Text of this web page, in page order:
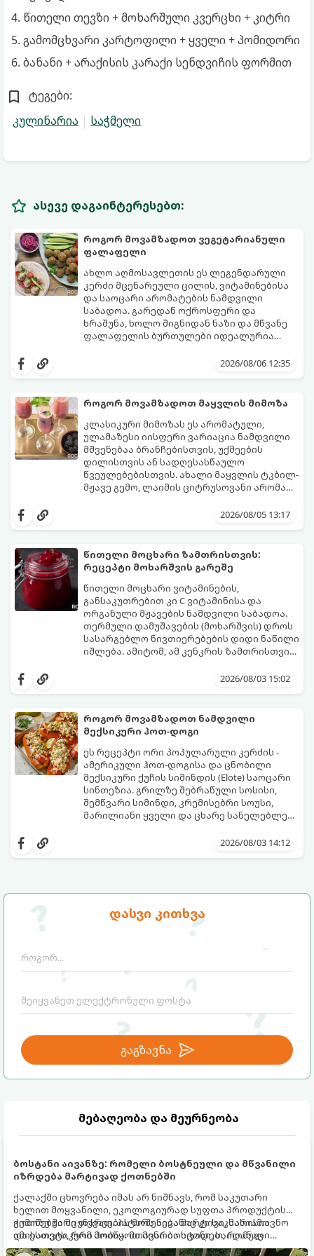
დასვი კითხვა
გაგზავნა
მებაღეობა და მეურნეობა
ბოსტანი აივანზე: რომელი ბოსტნეული და მწვანილი
იზრდება მარტივად ქოთნებში
ქალაქში ცხოვრება იმას არ ნიშნავს, რომ საკუთარი
ხელით მოყვანილი, ეკოლოგიურად სუფთა პროდუქტის
გემოზე უარი თქვათ. პატარა აივანიც კი საკმარისია
იმისათვის, რომ მოიწყოთ მინი-ბოსტანი, საიდანაც
ყოველდღიურად ახალ, არომატულ მწვანილსა და
ქოთნებში მცენარეების მოშენება მარტივი, სასიამოვნო
და ესთეტიკური ჰობია. მთავარია იცოდეთ, რომელი
კულტურები ეგუებიან ქოთნის პირობებს ყველაზე კარგად
წითელი თევზი + მოხარშული კვერცხი + კიტრი
გამომცხვარი კარტოფილი + ყველი + პომიდორი
ბანანი + არაქისის კარაქი სენდვიჩის ფორმით
ტეგები:
კულინარია
საჭმელი
ასევე დაგაინტერესებთ:
როგორ მოვამზადოთ ვეგეტარიანული
ფალაფელი
ახლო აღმოსავლეთის ეს ლეგენდარული
კერძი მცენარეული ცილის, ვიტამინებისა
და საოცარი არომატების ნამდვილი
საბადოა. გარედან ოქროსფერი და
ხრაშუნა, ხოლო შიგნიდან ნაზი და მწვანე
ფალაფელის ბურთულები იდეალურია
სალათებთან ერთად ან ტახინის (სესამის)
მდგომარეობს, რომ გამოიყენება
შეწვისას ფორმა იდეალურად შეინარჩუნოს
და არ დაიშალოს.
მომზადების დრო: 20 წუთი (დამატებით
მუხუდოს ჩალბობის დრო: 12-24 საათი)
შეწვის დრო: 10–15 წუთი ულუფა: 20–24 ცალი
ბურთულა (4–6 პორცია)
2026/08/06 12:35
როგორ მოვამზადოთ მაყვლის მიმოზა
კლასიკური მიმოზას ეს არომატული,
ულამაზესი იისფერი ვარიაცია ნამდვილი
მშვენებაა ბრანჩებისთვის, უქმეების
დილისთვის ან სადღესასწაულო
წვეულებებისთვის. ახალი მაყვლის ტკბილ-
მჟავე გემო, ლაიმის ციტრუსოვანი არომატი
საოცრად დახვეწილ და მაგრილებელ
და მის მომზადებას მინიმალური
პორცია
2026/08/05 13:17
წითელი მოცხარი ზამთრისთვის:
რეცეპტი მოხარშვის გარეშე
წითელი მოცხარი ვიტამინების,
განსაკუთრებით კი C ვიტამინისა და
ორგანული მჟავების ნამდვილი საბადოა.
თერმული დამუშავების (მოხარშვის) დროს
სასარგებლო ნივთიერებების დიდი ნაწილი
იშლება. ამიტომ, ამ კენკრის ზამთრისთვის
მომზადებაა - მოხარშვის გარეშე.
ბუნებრივ, კაშკაშა გემოს, არომატს და
2026/08/03 15:02
როგორ მოვამზადოთ ნამდვილი
მექსიკური ჰოთ-დოგი
ეს რეცეპტი ორი პოპულარული კერძის -
ამერიკული ჰოთ-დოგისა და ცნობილი
მექსიკური ქუჩის სიმინდის (Elote) საოცარი
სინთეზია. გრილზე შებრაწული სოსისი,
შემწვარი სიმინდი, კრემისებრი სოუსი,
მარილიანი ყველი და ცხარე სანელებლები
წვეულებებისთვის, ბარბექიუსთვის ან
ულუფა: 8 პორცია
2026/08/03 14:12